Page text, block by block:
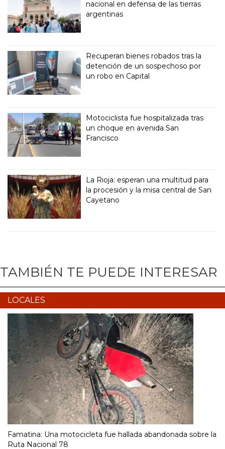
nacional en defensa de las tierras
argentinas
Recuperan bienes robados tras la
detención de un sospechoso por
un robo en Capital
Motociclista fue hospitalizada tras
un choque en avenida San
Francisco
La Rioja: esperan una multitud para
la procesión y la misa central de San
Cayetano
TAMBIÉN TE PUEDE INTERESAR
LOCALES
Famatina: Una motocicleta fue hallada abandonada sobre la
Ruta Nacional 78